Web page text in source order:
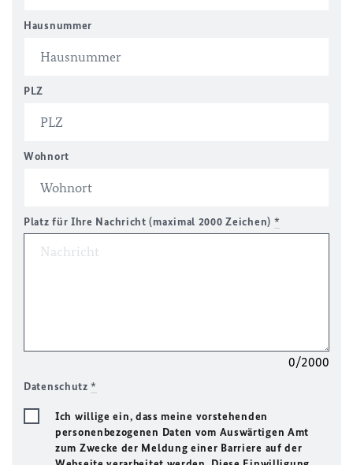
Hausnummer
PLZ
Wohnort
Platz für Ihre Nachricht (maximal 2000 Zeichen) *
0/2000
Datenschutz*
Ich willige ein, dass meine vorstehenden
personenbezogenen Daten vom Auswärtigen Amt
zum Zwecke der Meldung einer Barriere auf der